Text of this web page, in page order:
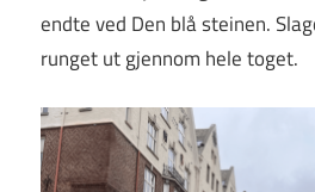
endte ved Den blå steinen.
runget ut gjennom hele toget.